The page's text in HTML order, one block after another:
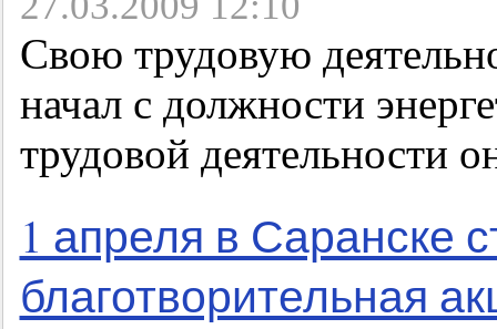
Свою трудовую
начал с должности
трудовой деятельности
1 апреля в Саранске
благотворительная